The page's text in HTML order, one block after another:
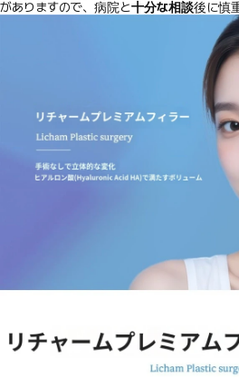
がありますので、病院と十分な相談後に慎